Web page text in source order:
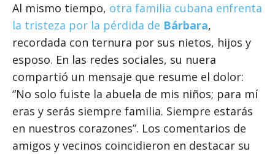
Al mismo tiempo, otra familia cubana enfrenta
la tristeza por la pérdida de Bárbara,
recordada con ternura por sus nietos, hijos y
esposo. En las redes sociales, su nuera
compartió un mensaje que resume el dolor:
“No solo fuiste la abuela de mis niños; para mí
eras y serás siempre familia. Siempre estarás
en nuestros corazones”. Los comentarios de
amigos y vecinos coincidieron en destacar su